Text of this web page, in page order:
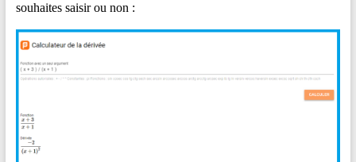
souhaites saisir ou non :